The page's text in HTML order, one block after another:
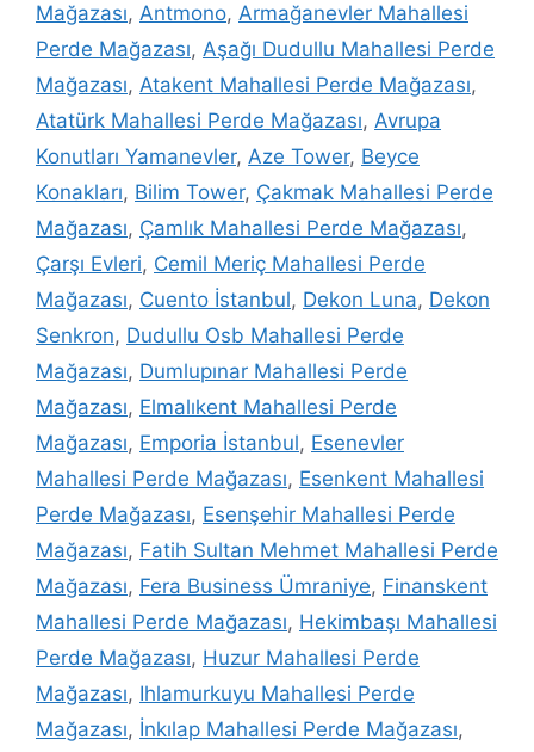
Mağazası, Antmono, Armağanevler Mahallesi
Perde Mağazası, Aşağı Dudullu Mahallesi Perde
Mağazası, Atakent Mahallesi Perde Mağazası,
Atatürk Mahallesi Perde Mağazası, Avrupa
Konutları Yamanevler, Aze Tower, Beyce
Konakları, Bilim Tower, Çakmak Mahallesi Perde
Mağazası, Çamlık Mahallesi Perde Mağazası,
Çarşı Evleri, Cemil Meriç Mahallesi Perde
Mağazası, Cuento İstanbul, Dekon Luna, Dekon
Senkron, Dudullu Osb Mahallesi Perde
Mağazası, Dumlupınar Mahallesi Perde
Mağazası, Elmalıkent Mahallesi Perde
Mağazası, Emporia İstanbul, Esenevler
Mahallesi Perde Mağazası, Esenkent Mahallesi
Perde Mağazası, Esenşehir Mahallesi Perde
Mağazası, Fatih Sultan Mehmet Mahallesi Perde
Mağazası, Fera Business Ümraniye, Finanskent
Mahallesi Perde Mağazası, Hekimbaşı Mahallesi
Perde Mağazası, Huzur Mahallesi Perde
Mağazası, Ihlamurkuyu Mahallesi Perde
Mağazası, İnkılap Mahallesi Perde Mağazası,